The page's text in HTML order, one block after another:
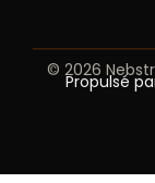
© 2026
Propulsé